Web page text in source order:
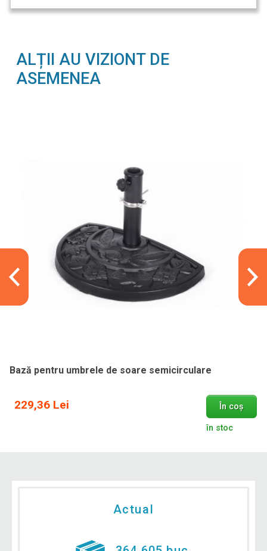
ALȚII AU VIZIONT DE
ASEMENEA
Bază pentru umbrele de soare semicirculare
229,36 Lei În coș
în stoc
Actual